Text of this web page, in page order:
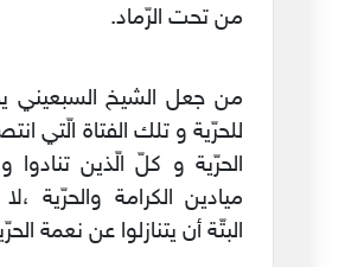
من تحت الرّماد.
من جعل الشيخ السبعيني
للحرّية و تلك الفتاة الّتي
الحرّية و كلّ الّذين تنادوا
ميادين الكرامة والحرّية
البتّة أن يتنازلوا عن نعمة